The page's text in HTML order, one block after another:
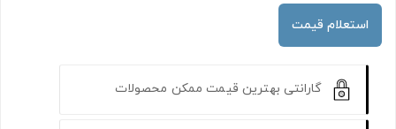
استعلام قیمت
گارانتی بهترین قیمت ممکن محصولات